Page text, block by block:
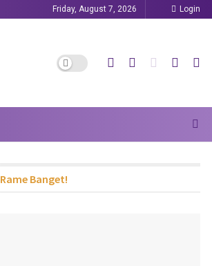
Friday, August 7, 2026 Login
Rame Banget!